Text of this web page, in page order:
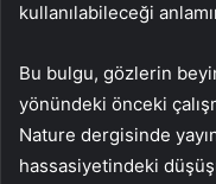
kullanılabileceği
Bu bulgu, gözlerin
yönündeki önceki
Nature dergisinde
hassasiyetindeki